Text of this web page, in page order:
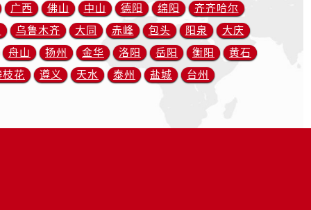
广西
佛山 中山 德阳 绵阳
齐齐哈尔
乌鲁木齐 大同 赤峰 包头 阳泉
大庆
舟山
扬州 金华 洛阳 岳阳 衡阳
黄石
枝花
遵义 天水 泰州 盐城 台州